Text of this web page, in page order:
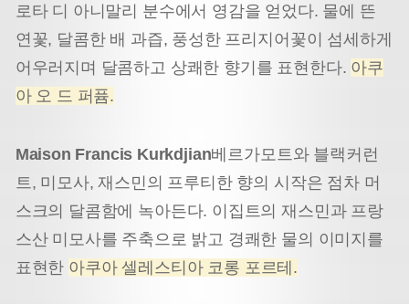
로타 디 아니말리 분수에서 영감을 얻었다. 물에 뜬
연꽃, 달콤한 배 과즙, 풍성한 프리지어꽃이 섬세하게
어우러지며 달콤하고 상쾌한 향기를 표현한다. 아쿠
아 오 드 퍼퓸.
Maison Francis Kurkdjian베르가모트와 블랙커런
트, 미모사, 재스민의 프루티한 향의 시작은 점차 머
스크의 달콤함에 녹아든다. 이집트의 재스민과 프랑
스산 미모사를 주축으로 밝고 경쾌한 물의 이미지를
표현한 아쿠아 셀레스티아 코롱 포르테.